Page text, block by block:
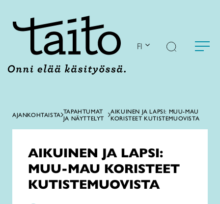
FI
AJANKOHTAISTA TAPAHTUMAT
JA NÄYTTELYT
AIKUINEN JA LAPSI: MUU-MAU
KORISTEET KUTISTEMUOVISTA
AIKUINEN JA LAPSI:
MUU-MAU KORISTEET
KUTISTEMUOVISTA